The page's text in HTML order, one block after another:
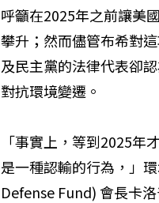
呼籲在2025年之前讓美
攀升；然而儘管布希對
及民主黨的法律代表卻
對抗環境變遷。
「事實上，等到2025年
是一種認輸的行為，」
Defense Fund) 會長卡